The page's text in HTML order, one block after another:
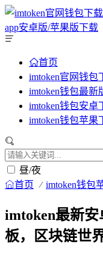
首页
imtoken官网钱包
imtoken钱包最新
imtoken钱包安卓
imtoken钱包苹果
昼/夜
首页 imtoken钱包
imtoken最新安
板，区块链世